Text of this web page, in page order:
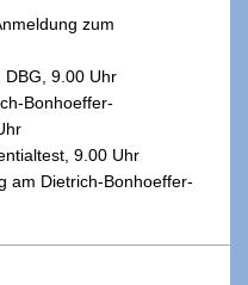
zum
DBG, 9.00 Uhr
Bonhoeffer-
9.00 Uhr
am Dietrich-Bonhoeffer-